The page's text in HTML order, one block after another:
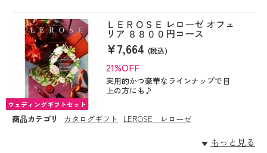
ウェディングギフトセット
ＬＥＲＯＳＥ レローゼ オフェ
リア ８８００円コース
¥7,664(税込)
21%OFF
実用的かつ豪華なラインナップで目
上の方にも♪
商品カテゴリ カタログギフト LEROSE レローゼ
もっと見る